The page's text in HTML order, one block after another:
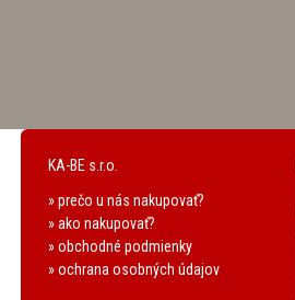
KA-BE s.r.o.
» prečo u nás nakupovať?
» ako nakupovať?
» obchodné podmienky
» ochrana osobných údajov